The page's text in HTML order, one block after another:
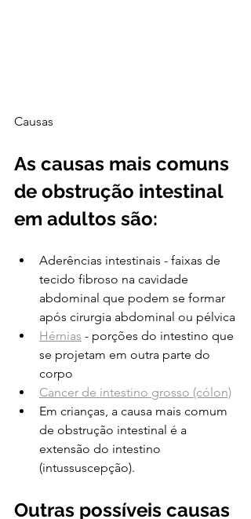
Causas
As causas mais comuns
de obstrução intestinal
em adultos são:
Aderências intestinais - faixas de
tecido fibroso na cavidade
abdominal que podem se formar
após cirurgia abdominal ou pélvica
Hérnias - porções do intestino que
se projetam em outra parte do
corpo
Cancer de intestino grosso (cólon)
Em crianças, a causa mais comum
de obstrução intestinal é a
extensão do intestino
(intussuscepção).
Outras possíveis causas